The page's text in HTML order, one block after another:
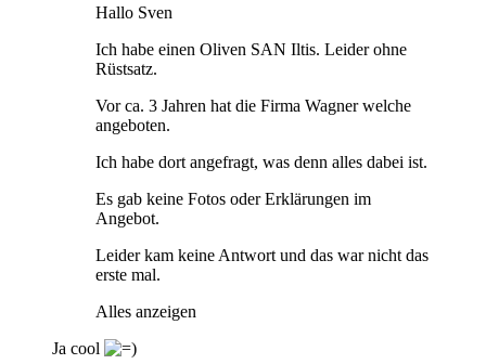
Hallo Sven
Ich habe einen Oliven SAN Iltis. Leider ohne
Rüstsatz.
Vor ca. 3 Jahren hat die Firma Wagner welche
angeboten.
Ich habe dort angefragt, was denn alles dabei ist.
Es gab keine Fotos oder Erklärungen im
Angebot.
Leider kam keine Antwort und das war nicht das
erste mal.
Alles anzeigen
Ja cool